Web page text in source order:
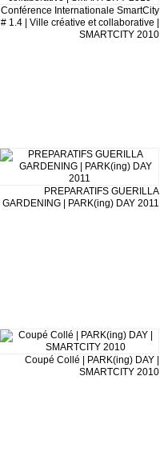
Conférence Internationale SmartCity
# 1.4 | Ville créative et collaborative |
SMARTCITY 2010
PREPARATIFS GUERILLA
GARDENING | PARK(ing) DAY 2011
Coupé Collé | PARK(ing) DAY |
SMARTCITY 2010